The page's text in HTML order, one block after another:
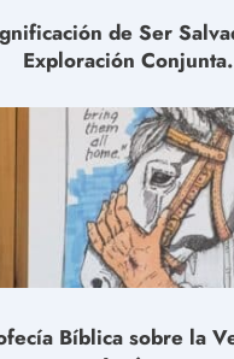
de Ser
Exploración Conjunta.
Bíblica sobre la